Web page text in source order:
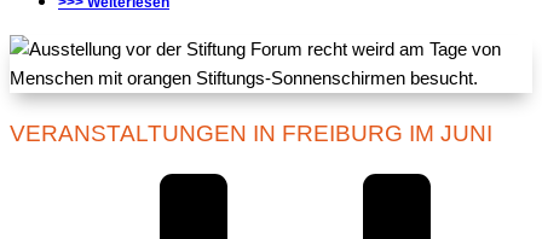
VERANSTALTUNGEN IN FREIBURG IM JUNI